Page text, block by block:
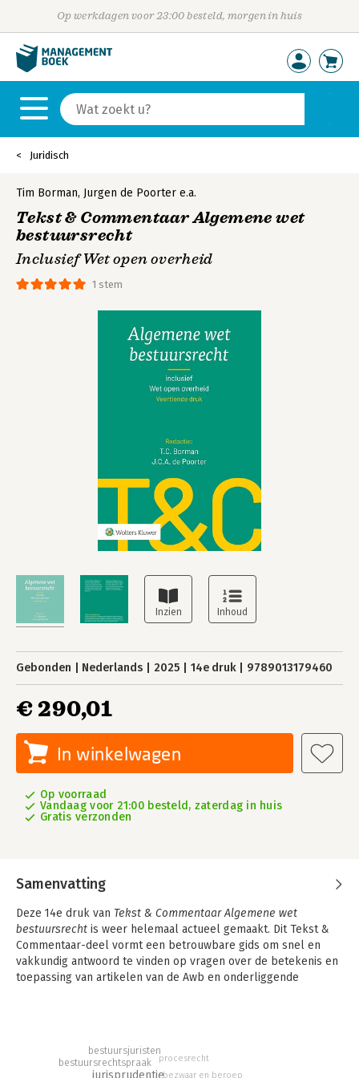
Op werkdagen voor 23:00 besteld, morgen in huis
Juridisch
1 stem
Tim Borman, Jurgen de Poorter e.a.
Tekst & Commentaar Algemene wet
bestuursrecht
Inclusief Wet open overheid
Gebonden Nederlands 2025 14e druk 9789013179460
€ 290,01
In winkelwagen
Op voorraad
Vandaag voor 21:00 besteld, zaterdag in huis
Gratis verzonden
Samenvatting
Deze 14e druk van Tekst & Commentaar Algemene wet
bestuursrecht is weer helemaal actueel gemaakt. Dit Tekst &
Commentaar-deel vormt een betrouwbare gids om snel en
vakkundig antwoord te vinden op vragen over de betekenis en
toepassing van artikelen van de Awb en onderliggende
van de geldende wettekst. Inclusief de belangrijkste
rechtspraak en waar nodig aangevuld met
jurisprudentie
bestuursrechtspraak
bestuursjuristen
procesrecht
bezwaar en beroep